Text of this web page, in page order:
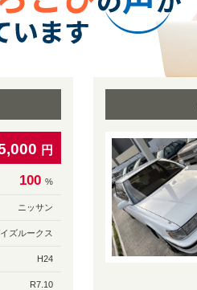
円
100 %
ニッサン
ズルークス
H24
R7.10